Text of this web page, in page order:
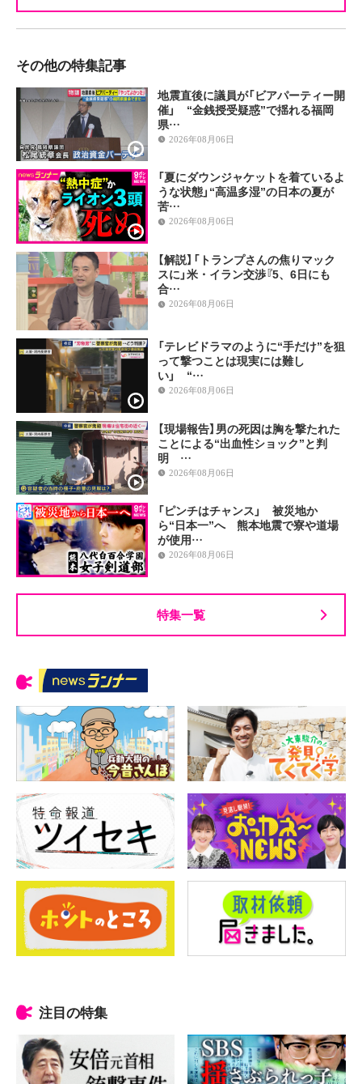
その他の特集記事
地震直後に議員が「ビアパーティー開
催」 “金銭授受疑惑”で揺れる福岡
県…
2026年08月06日
「夏にダウンジャケットを着ているよ
うな状態」“高温多湿”の日本の夏が
苦…
2026年08月06日
【解説】「トランプさんの焦りマック
スに」米・イラン交渉『5、6日にも
合…
2026年08月06日
「テレビドラマのように“手だけ”を狙
って撃つことは現実には難し
い」 “…
2026年08月06日
【現場報告】男の死因は胸を撃たれた
ことによる“出血性ショック”と判
明 …
2026年08月06日
「ピンチはチャンス」 被災地か
ら“日本一”へ 熊本地震で寮や道場
が使用…
2026年08月06日
特集一覧
注目の特集